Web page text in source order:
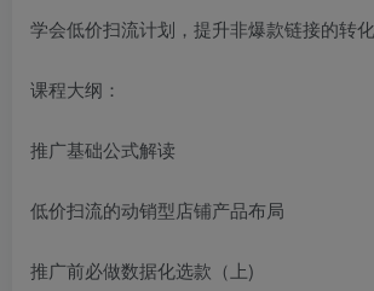
学会低价扫流计划，提升非爆款链接的转
课程大纲：
推广基础公式解读
低价扫流的动销型店铺产品布局
推广前必做数据化选款（上)